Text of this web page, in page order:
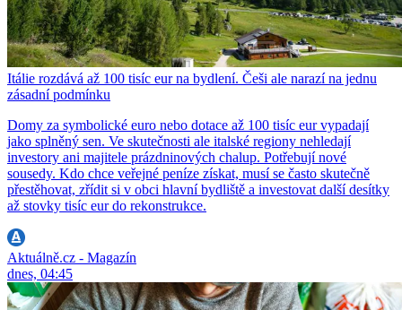
Itálie rozdává až 100 tisíc eur na bydlení. Češi ale narazí na jednu
zásadní podmínku
Domy za symbolické euro nebo dotace až 100 tisíc eur vypadají
jako splněný sen. Ve skutečnosti ale italské regiony nehledají
investory ani majitele prázdninových chalup. Potřebují nové
sousedy. Kdo chce veřejné peníze získat, musí se často skutečně
přestěhovat, zřídit si v obci hlavní bydliště a investovat další desítky
až stovky tisíc eur do rekonstrukce.
Aktuálně.cz - Magazín
dnes, 04:45